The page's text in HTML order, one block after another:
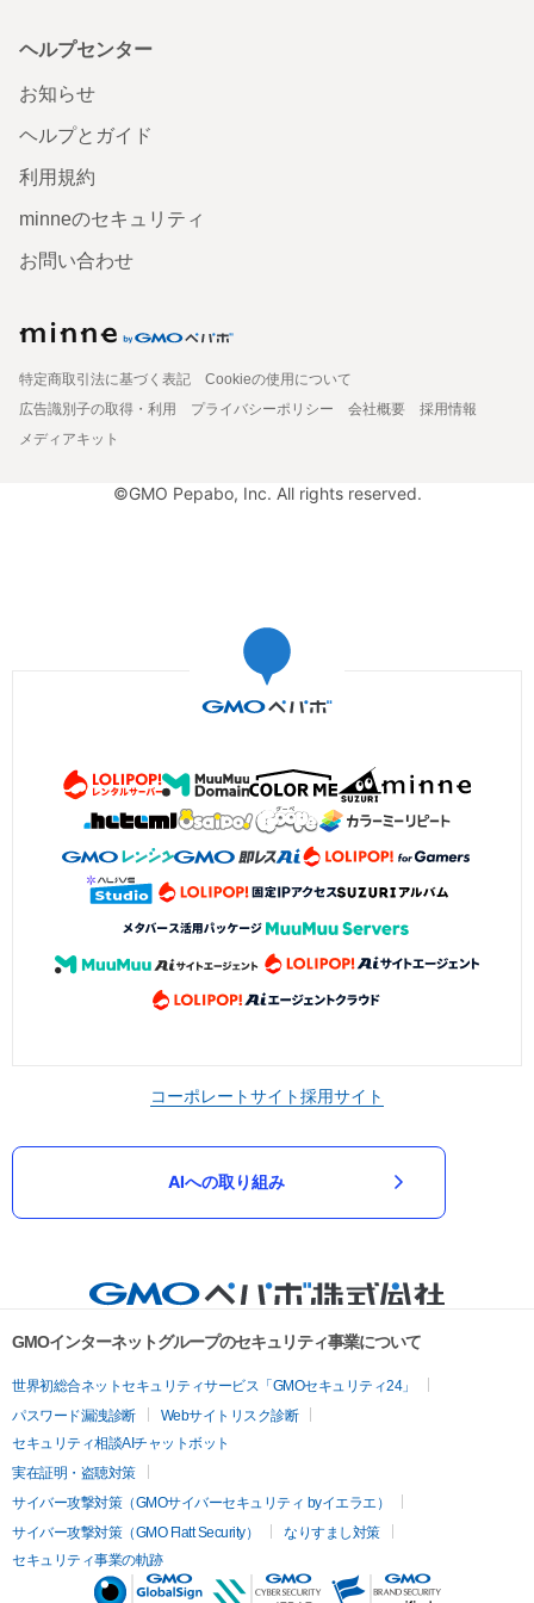
ヘルプセンター
お知らせ
ヘルプとガイド
利用規約
minneのセキュリティ
お問い合わせ
特定商取引法に基づく表記
Cookieの使用について
広告識別子の取得・利用
プライバシーポリシー 会社概要
採用情報
メディアキット
©GMO Pepabo, Inc. All rights reserved.
コーポレートサイト採用サイト
AIへの取り組み
GMOインターネットグループのセキュリティ事業について
世界初総合ネットセキュリティサービス「GMOセキュリティ24」
パスワード漏洩診断
Webサイトリスク診断
セキュリティ相談AIチャットボット
実在証明・盗聴対策
サイバー攻撃対策（GMOサイバーセキュリティ byイエラエ）
サイバー攻撃対策（GMO Flatt Security）
なりすまし対策
セキュリティ事業の軌跡